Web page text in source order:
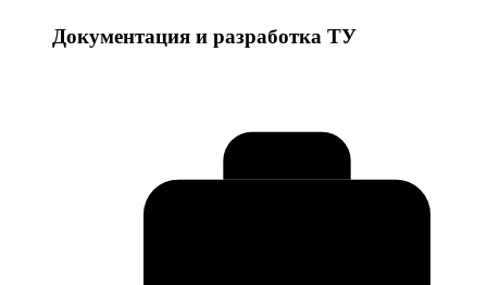
Документация и разработка ТУ